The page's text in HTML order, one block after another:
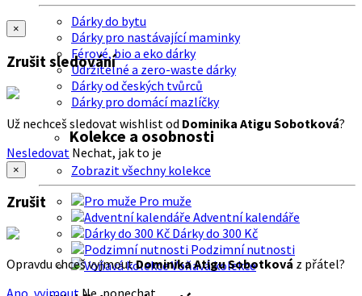
Dárky do bytu
Dárky pro nastávající maminky
Férové, bio a eko dárky
Udržitelné a zero-waste dárky
Dárky od českých tvůrců
Dárky pro domácí mazlíčky
Kolekce a osobnosti
Zobrazit všechny kolekce
Pro muže
Adventní kalendáře
Dárky do 300 Kč
Podzimní nutnosti
Voňavá kolekce
×
Zrušit sledování
Už nechceš sledovat wishlist od Dominika Atigu Sobotková?
Nesledovat Nechat, jak to je
×
Zrušit
Opravdu chceš vyjmoutDominika Atigu Sobotková z přátel?
Ano, vyjmout Ne, ponechat